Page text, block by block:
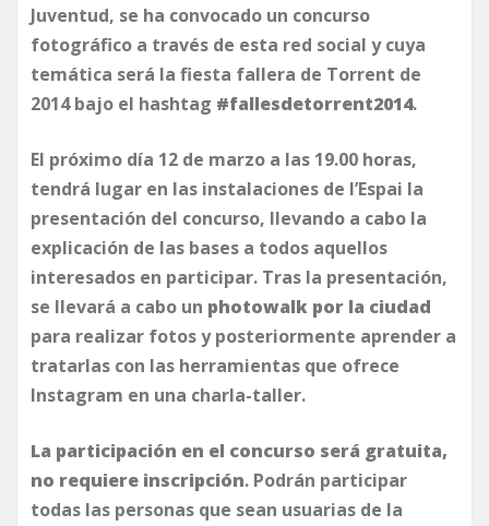
Juventud, se ha convocado un concurso
fotográfico a través de esta red social y cuya
temática será la fiesta fallera de Torrent de
2014 bajo el hashtag #fallesdetorrent2014.
El próximo día 12 de marzo a las 19.00 horas,
tendrá lugar en las instalaciones de l’Espai la
presentación del concurso, llevando a cabo la
explicación de las bases a todos aquellos
interesados en participar. Tras la presentación,
se llevará a cabo un photowalk por la ciudad
para realizar fotos y posteriormente aprender a
tratarlas con las herramientas que ofrece
Instagram en una charla-taller.
La participación en el concurso será gratuita,
no requiere inscripción. Podrán participar
todas las personas que sean usuarias de la